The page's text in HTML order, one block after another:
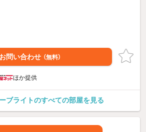
お問い合わせ （無料）
ほか提供
ブライトのすべての部屋を見る